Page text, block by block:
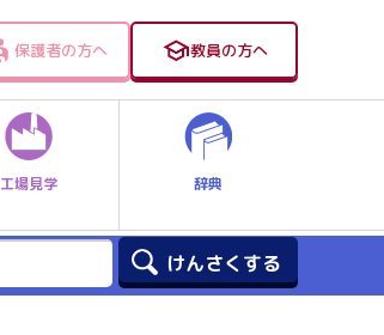
保護者の方へ 教員の方へ
工場見学 辞典